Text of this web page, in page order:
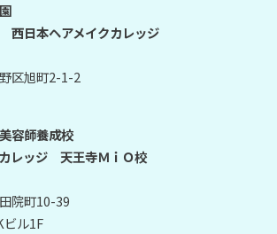
西日本ヘアメイクカレッジ
区旭町2-1-2
容師養成校
レッジ 天王寺ＭｉＯ校
院町10-39
ル1F